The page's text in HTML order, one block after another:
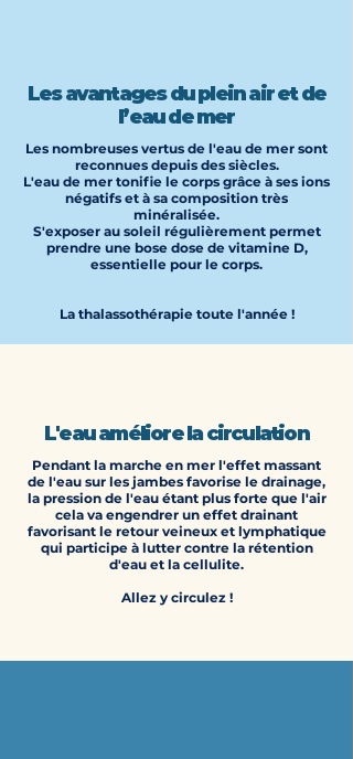
Les avantages du plein air et de
l’eau de mer
Les nombreuses vertus de l'eau de mer sont
reconnues depuis des siècles.
L'eau de mer tonifie le corps grâce à ses ions
négatifs et à sa composition très
minéralisée.
S'exposer au soleil régulièrement permet
prendre une bose dose de vitamine D,
essentielle pour le corps.
La thalassothérapie toute l'année !
L'eau améliore la circulation
Pendant la marche en mer l'effet massant
de l'eau sur les jambes favorise le drainage,
la pression de l'eau étant plus forte que l'air
cela va engendrer un effet drainant
favorisant le retour veineux et lymphatique
qui participe à lutter contre la rétention
d'eau et la cellulite.
Allez y circulez !